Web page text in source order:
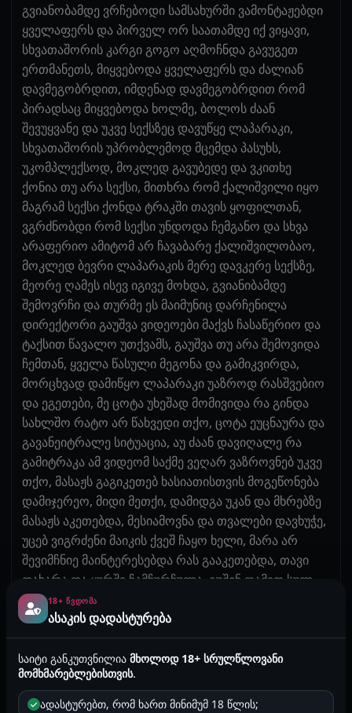
გვიანობამდე ვრჩებოდი სამსახურში ვამონტაჟებდი
ყველაფერს და პირველ ორ საათამდე იქ ვიყავი,
სხვათაშორის კარგი გოგო აღმოჩნდა გავუგეთ
ერთმანეთს, მიყვებოდა ყველაფერს და ძალიან
დავმეგობრდით, იმდენად დავმეგობრდით რომ
პირადსაც მიყვებოდა ხოლმე, ბოლოს ძაან
შევუყვანე და უკვე სექსზეც დავუწყე ლაპარაკი,
სხვათაშორის უპრობლემოდ მცემდა პასუხს,
უკომპლექსოდ, მოკლედ გავუბედე და ვკითხე
ქონია თუ არა სექსი, მითხრა რომ ქალიშვილი იყო
მაგრამ სექსი ქონდა ტრაკში თავის ყოფილთან,
ვგრძნობდი რომ სექსი უნდოდა ჩემგანო და სხვა
არაფერიო ამიტომ არ ჩავაბარე ქალიშვილობაო,
მოკლედ ბევრი ლაპარაკის მერე დავკერე სექსზე,
მეორე ღამეს ისევ იგივე მოხდა, გვიანიბამდე
შემოვრჩი და თურმე ეს მაიმუნიც დარჩენილა
დირექტორი გაუშვა ვიდეოები მაქვს ჩასაწერიო და
ტაქსით წავალო უთქვამს, გაუშვა თუ არა შემოვიდა
ჩემთან, ყველა წასული მეგონა და გამიკვირდა,
მორცხვად დამიწყო ლაპარაკი უაზროდ რასშვებიო
და ეგეთები, მე ცოტა უხეშად მომივიდა რა გინდა
სახლშო რატო არ წახვედი თქო, ცოტა ეუცნაურა და
გავანეიტრალე სიტუაცია, აუ ძაან დავიღალე რა
გამიტრაკა ამ ვიდეომ საქმე ვეღარ ვაზროვნებ უკვე
თქო, მასაჟს გაგიკეთებ ხასიათისთვის მოგეწონება
დამიჯერეო, მიდი მეთქი, დამიდგა უკან და მხრებზე
მასაჟს აკეთებდა, მესიამოვნა და თვალები დავხუჭე,
უცებ ვიგრძენი მაიკის ქვეშ ჩაყო ხელი, მარა არ
შევიმჩნიე მაინტერესებდა რას გააკეთებდა, თავი
დახარა და ყურში ჩამჩურჩულა, გუშინ ღამით სულ
შენზე ვფიქრობდი ასეთი სხეული, კუნთები, პრესი,
ძალიან აღმაგრძნო და საშინლად დავსველდიო,
ღან ხელებს მისვამს მკერდზე და მუცელზე,
დარწმუნებული ვარ ახლაც ძალიან დაგისველდა ეგ
შორტი და ხომ არ გაიხდიდი? თავის ტანგიანად
მეთქი და დიდი სიამოვნებითო რო მითხრა
18+ ᲬᲕᲓᲝᲛᲐ
ასაკის დადასტურება
საიტი განკუთვნილიამხოლოდ 18+ სრულწლოვანი
მომხმარებლებისთვის.
ადასტურებთ, რომ ხართ მინიმუმ 18 წლის;